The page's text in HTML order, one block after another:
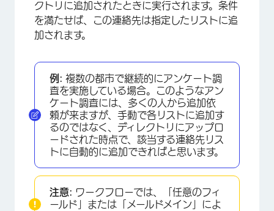
クトリに追加されたときに実行されます。条件
を満たせば、この連絡先は指定したリストに追
加されます。
例: 複数の都市で継続的にアンケート調
査を実施している場合。このようなアン
ケート調査には、多くの人から追加依
頼が来ますが、手動で各リストに追加す
るのではなく、ディレクトリにアップロ
ードされた時点で、該当する連絡先リス
トに自動的に追加できればと思います。
注意: ワークフローでは、「任意のフィ
ールド」または「メールドメイン」によ